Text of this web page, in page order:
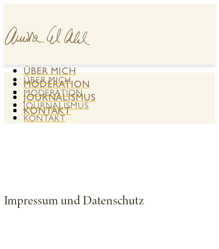
ÜBER MICH
MODERATION
JOURNALISMUS
KONTAKT
ÜBER MICH
MODERATION
JOURNALISMUS
KONTAKT
Impressum und Datenschutz